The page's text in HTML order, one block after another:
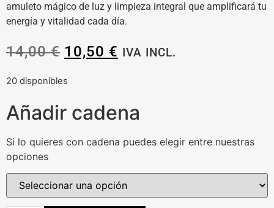
amuleto mágico de luz y limpieza integral que amplificará tu
energía y vitalidad cada día.
14,00€ 10,50 € IVA INCL.
20 disponibles
Añadir cadena
Si lo quieres con cadena puedes elegir entre nuestras
opciones